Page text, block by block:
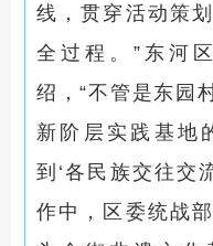
线，贯穿活动策
全过程。”东河
绍，“不管是东园
新阶层实践基地
到‘各民族交往交
作中，区委统战